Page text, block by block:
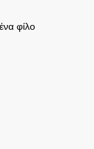
φίλο